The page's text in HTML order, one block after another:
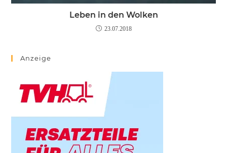
Leben in den Wolken
23.07.2018
Anzeige